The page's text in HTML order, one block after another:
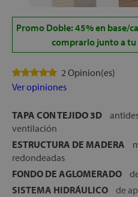
Promo Doble: 45% en base/
comprarlo junto a tu
2 Opinion(es)
Ver opiniones
TAPA CON TEJIDO 3D
ventilación
ESTRUCTURA DE MADERA
redondeadas
FONDO DE AGLOMERADO
SISTEMA HIDRÁULICO
de